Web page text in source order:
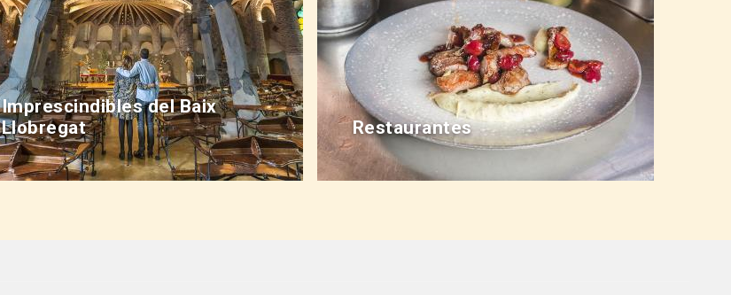
Imprescindibles del Baix
Llobregat
Restaurantes